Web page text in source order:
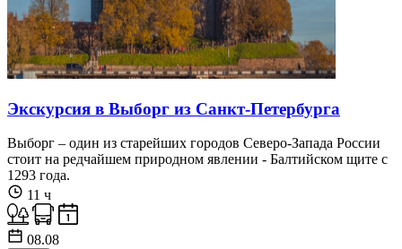
Экскурсия в Выборг из Санкт-Петербурга
Выборг – один из старейших городов Северо-Запада России
стоит на редчайшем природном явлении - Балтийском щите с
1293 года.
11 ч
08.08